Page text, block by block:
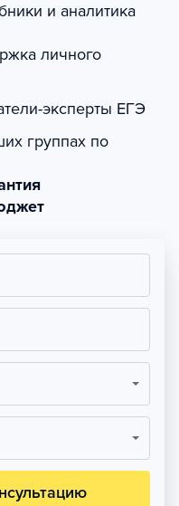
и аналитика
личного
эксперты ЕГЭ
группах по